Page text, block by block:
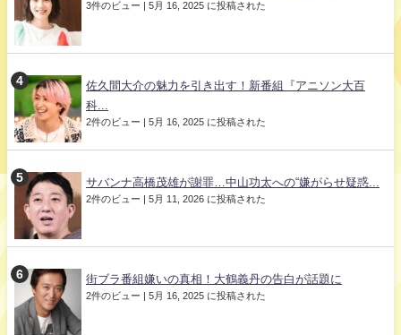
3件のビュー | 5月 16, 2025 に投稿された
佐久間大介の魅力を引き出す！新番組『アニソン大百
科...
2件のビュー | 5月 16, 2025 に投稿された
サバンナ高橋茂雄が謝罪…中山功太への“嫌がらせ疑惑...
2件のビュー | 5月 11, 2026 に投稿された
街ブラ番組嫌いの真相！大鶴義丹の告白が話題に
2件のビュー | 5月 16, 2025 に投稿された